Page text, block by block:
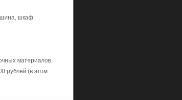
шкаф
материалов
рублей (в этом